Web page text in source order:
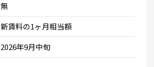
無
新賃料の1ヶ月相当額
2026年9月中旬